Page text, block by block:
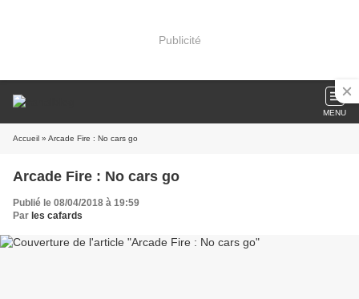
Publicité
MENU
Accueil » Arcade Fire : No cars go
Arcade Fire : No cars go
Publié le 08/04/2018 à 19:59
Par les cafards